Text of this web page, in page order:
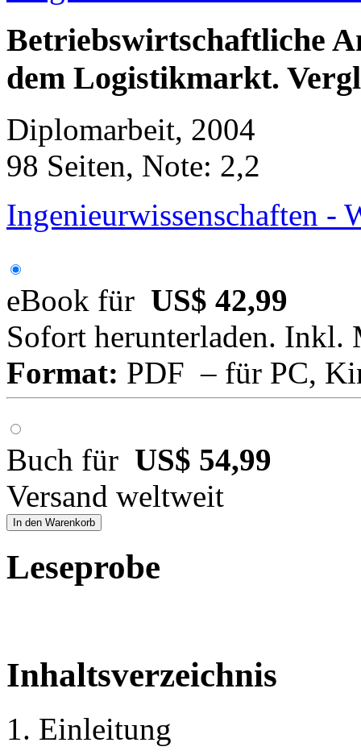
Betriebswirtschaftliche
dem Logistikmarkt.
Diplomarbeit, 2004
98 Seiten, Note: 2,2
Ingenieurwissenschaften -
eBook für US$ 42,99
Sofort herunterladen. Inkl.
Format: PDF – für PC,
Buch für US$ 54,99
Versand weltweit
In den Warenkorb
Leseprobe
Inhaltsverzeichnis
1. Einleitung